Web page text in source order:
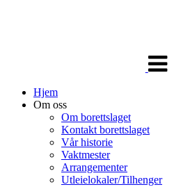
navigasjon
Hjem
Om oss
Om borettslaget
Kontakt borettslaget
Vår historie
Vaktmester
Arrangementer
Utleielokaler/Tilhenger